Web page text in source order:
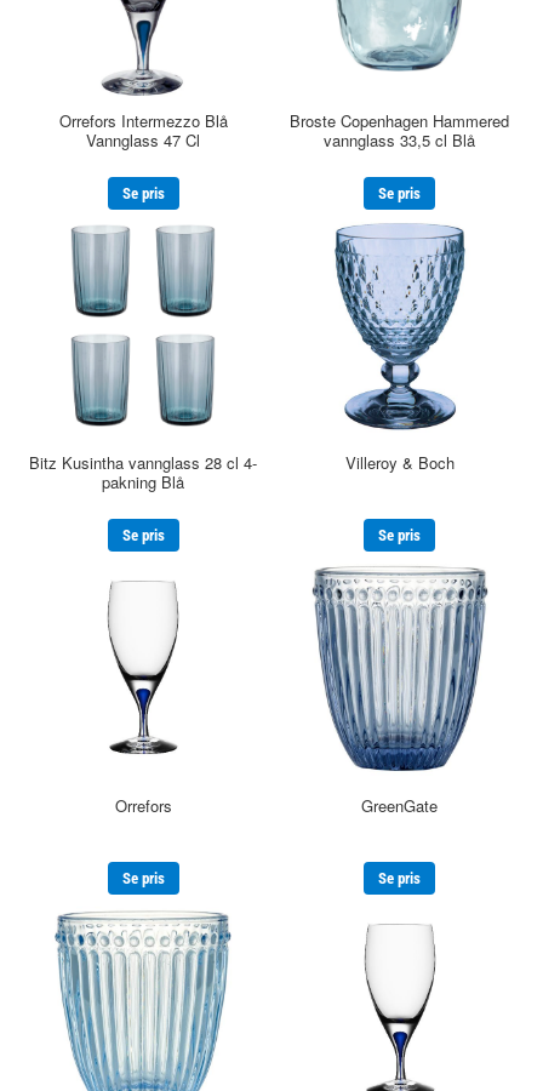
Orrefors Intermezzo Blå
Vannglass 47 Cl
Se pris
Broste Copenhagen Hammered
vannglass 33,5 cl Blå
Se pris
Bitz Kusintha vannglass 28 cl 4-
pakning Blå
Se pris
Villeroy & Boch
Se pris
Orrefors
Se pris
GreenGate
Se pris